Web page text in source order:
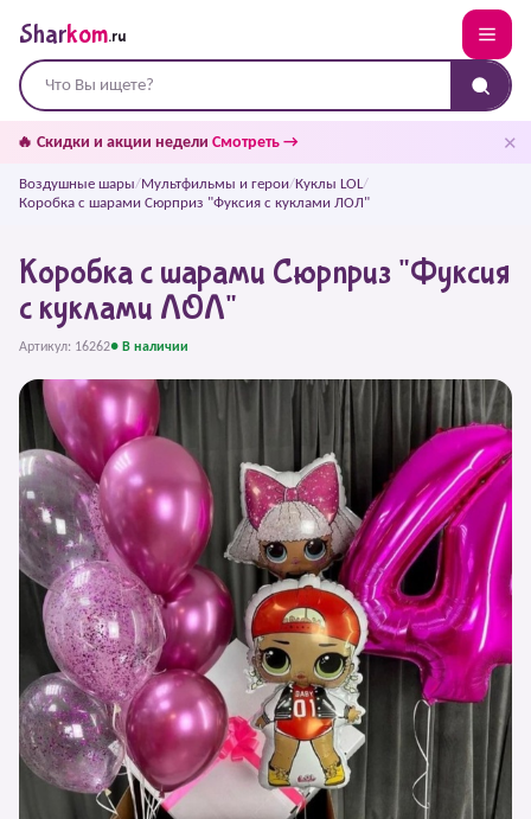
Sharkom.ru
🔥 Скидки и акции недели Смотреть → ✕
Воздушные шары/Мультфильмы и герои/Куклы LOL/
Коробка с шарами Сюрприз "Фуксия с куклами ЛОЛ"
Коробка с шарами Сюрприз "Фуксия
с куклами ЛОЛ"
Артикул: 16262● В наличии